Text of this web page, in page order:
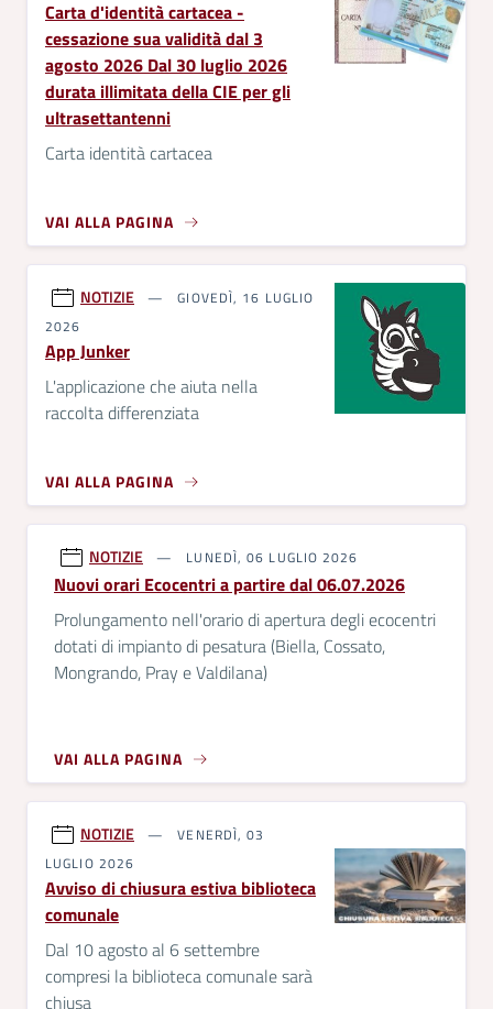
Carta d'identità cartacea -
cessazione sua validità dal 3
agosto 2026 Dal 30 luglio 2026
durata illimitata della CIE per gli
ultrasettantenni
Carta identità cartacea
VAI ALLA PAGINA
NOTIZIE
GIOVEDÌ, 16 LUGLIO
2026
App Junker
L'applicazione che aiuta nella
raccolta differenziata
VAI ALLA PAGINA
NOTIZIE LUNEDÌ, 06 LUGLIO 2026
Nuovi orari Ecocentri a partire dal 06.07.2026
Prolungamento nell'orario di apertura degli ecocentri
dotati di impianto di pesatura (Biella, Cossato,
Mongrando, Pray e Valdilana)
VAI ALLA PAGINA
NOTIZIE
VENERDÌ, 03
LUGLIO 2026
Avviso di chiusura estiva biblioteca
comunale
Dal 10 agosto al 6 settembre
compresi la biblioteca comunale sarà
chiusa